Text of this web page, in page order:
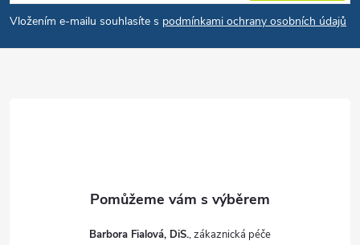
Vložením e-mailu souhlasíte s podmínkami ochrany osobních údajů
Barbora Fialová, DiS.